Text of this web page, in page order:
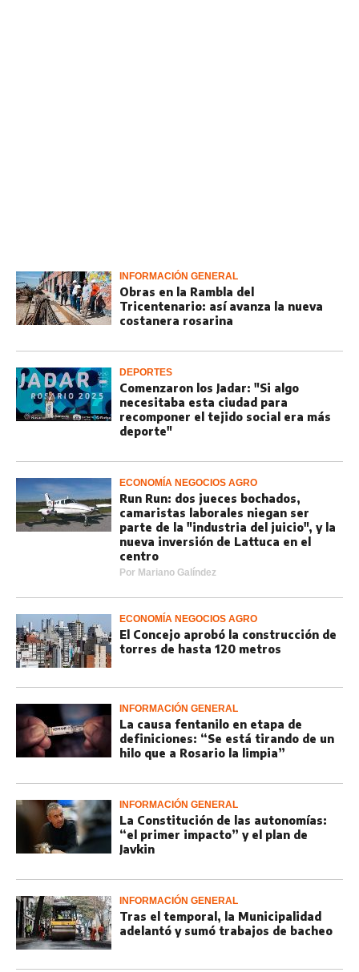
INFORMACIÓN GENERAL
Obras en la Rambla del
Tricentenario: así avanza la nueva
costanera rosarina
DEPORTES
Comenzaron los Jadar: "Si algo
necesitaba esta ciudad para
recomponer el tejido social era más
deporte"
ECONOMÍA NEGOCIOS AGRO
Run Run: dos jueces bochados,
camaristas laborales niegan ser
parte de la "industria del juicio", y la
nueva inversión de Lattuca en el
centro
Por Mariano Galíndez
ECONOMÍA NEGOCIOS AGRO
El Concejo aprobó la construcción de
torres de hasta 120 metros
INFORMACIÓN GENERAL
La causa fentanilo en etapa de
definiciones: “Se está tirando de un
hilo que a Rosario la limpia”
INFORMACIÓN GENERAL
La Constitución de las autonomías:
“el primer impacto” y el plan de
Javkin
INFORMACIÓN GENERAL
Tras el temporal, la Municipalidad
adelantó y sumó trabajos de bacheo